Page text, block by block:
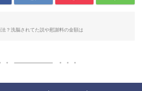
？洗脳されてた説や慰謝料の金額は